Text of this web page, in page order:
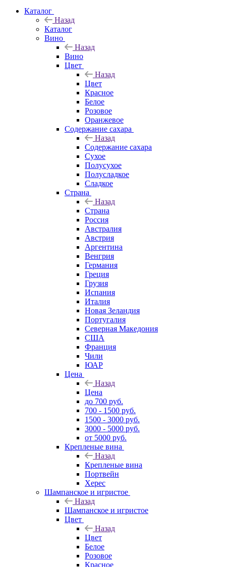
Каталог
Назад
Каталог
Вино
Назад
Вино
Цвет
Назад
Цвет
Красное
Белое
Розовое
Оранжевое
Содержание сахара
Назад
Содержание сахара
Сухое
Полусухое
Полусладкое
Сладкое
Страна
Назад
Страна
Россия
Австралия
Австрия
Аргентина
Венгрия
Германия
Греция
Грузия
Испания
Италия
Новая Зеландия
Португалия
Северная Македония
США
Франция
Чили
ЮАР
Цена
Назад
Цена
до 700 руб.
700 - 1500 руб.
1500 - 3000 руб.
3000 - 5000 руб.
от 5000 руб.
Крепленые вина
Назад
Крепленые вина
Портвейн
Херес
Шампанское и игристое
Назад
Шампанское и игристое
Цвет
Назад
Цвет
Белое
Розовое
Красное